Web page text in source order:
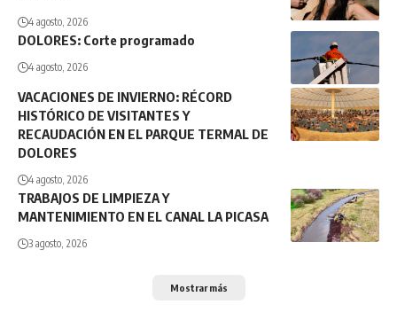
4 agosto, 2026
DOLORES: Corte programado
4 agosto, 2026
VACACIONES DE INVIERNO: RÉCORD
HISTÓRICO DE VISITANTES Y
RECAUDACIÓN EN EL PARQUE TERMAL DE
DOLORES
4 agosto, 2026
TRABAJOS DE LIMPIEZA Y
MANTENIMIENTO EN EL CANAL LA PICASA
3 agosto, 2026
Mostrar más